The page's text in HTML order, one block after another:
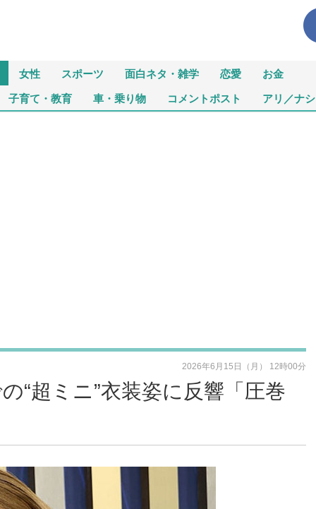
女性 スポーツ 面白ネタ・雑学 恋愛 お金
子育て・教育 車・乗り物 コメントポスト アリ／ナシ
“超ミニ”衣装姿に反響「圧巻
2026年6月15日（月） 12時00分